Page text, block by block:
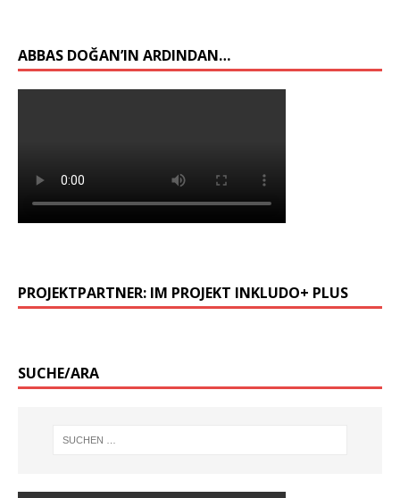
ABBAS DOĞAN’IN ARDINDAN…
PROJEKTPARTNER: IM PROJEKT INKLUDO+ PLUS
SUCHE/ARA